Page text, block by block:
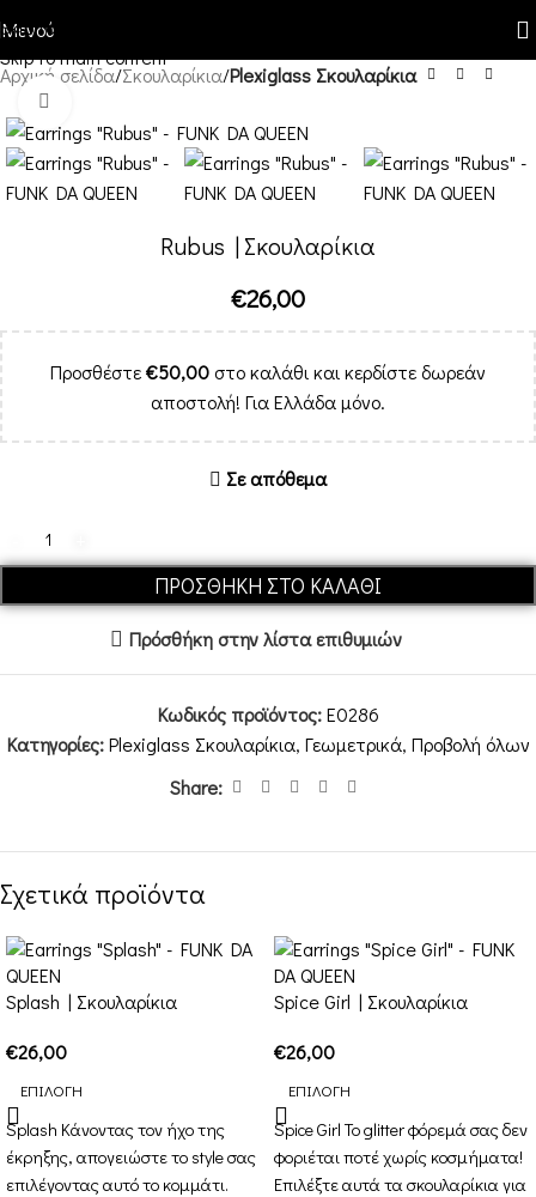
Skip to navigation
Skip to main content
Μενού
Αρχική σελίδα Σκουλαρίκια Plexiglass Σκουλαρίκια
Rubus | Σκουλαρίκια
€26,00
Προσθέστε€50,00στο καλάθι και κερδίστε δωρεάν
αποστολή! Για Ελλάδα μόνο.
Σε απόθεμα
ΠΡΟΣΘΉΚΗ ΣΤΟ ΚΑΛΆΘΙ
Πρόσθήκη στην λίστα επιθυμιών
Κωδικός προϊόντος:E0286
Κατηγορίες: Plexiglass Σκουλαρίκια, Γεωμετρικά, Προβολή όλων
Share:
Σχετικά προϊόντα
Splash | Σκουλαρίκια
€26,00
ΕΠΙΛΟΓΉ
Splash Κάνοντας τον ήχο της
έκρηξης, απογειώστε το style σας
επιλέγοντας αυτό το κομμάτι.
Spice Girl | Σκουλαρίκια
€26,00
ΕΠΙΛΟΓΉ
Spice Girl Το glitter φόρεμά σας δεν
φοριέται ποτέ χωρίς κοσμήματα!
Επιλέξτε αυτά τα σκουλαρίκια για